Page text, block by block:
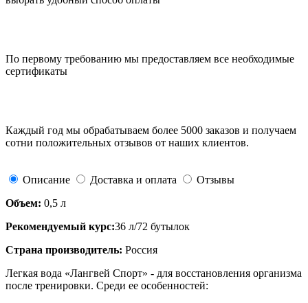
По первому требованию мы предоставляем все необходимые
сертификаты
Каждый год мы обрабатываем более 5000 заказов и получаем
сотни положительных отзывов от наших клиентов.
Описание Доставка и оплата
Отзывы
Объем: 0,5 л
Рекомендуемый курс:36 л/72 бутылок
Страна производитель: Россия
Легкая вода «Лангвей Спорт» - для восстановления организма
после тренировки. Среди ее особенностей: